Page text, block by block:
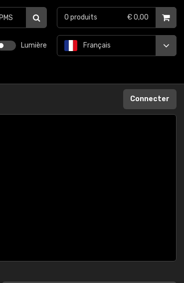
Lumière Français
0 produits € 0,00
Connecter